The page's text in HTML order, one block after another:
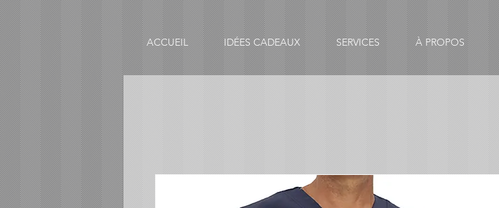
ACCUEIL IDÉES CADEAUX SERVICES À PROPOS